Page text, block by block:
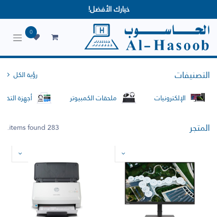
خيارك الأفضل!
0
التصنيفات
رؤية الكل
الإلكترونيات
ملحقات الكمبيوتر أجهزة
المتجر 283 items found.